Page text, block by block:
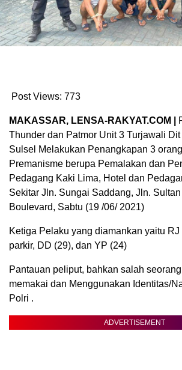
Post Views: 773
MAKASSAR, LENSA-RAKYAT.COM |
Thunder dan Patmor Unit 3 Turjawali
Sulsel Melakukan Penangkapan 3
Premanisme berupa Pemalakan dan
Pedagang Kaki Lima, Hotel dan
Sekitar Jln. Sungai Saddang, Jln.
Boulevard, Sabtu (19 /06/ 2021)
Ketiga Pelaku yang diamankan yaitu RJ
parkir, DD (29), dan YP (24)
Pantauan peliput, bahkan salah
memakai dan Menggunakan Identitas/
Polri .
ADVERTISEMENT